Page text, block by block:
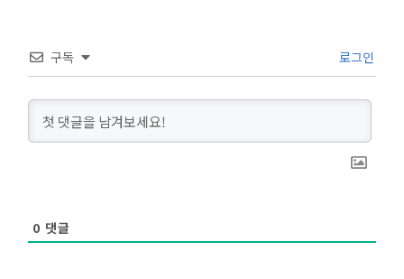
구독 로그인
0 댓글